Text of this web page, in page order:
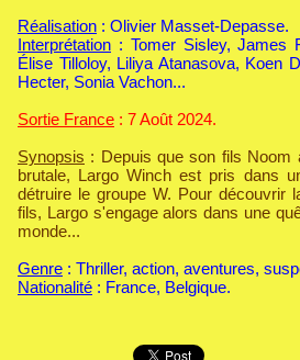
Réalisation : Olivier Masset-Depasse.
Interprétation : Tomer Sisley, James
Élise Tilloloy, Liliya Atanasova, Koen
Hecter, Sonia Vachon...
Sortie France : 7 Août 2024.
Synopsis : Depuis que son fils Noom
brutale, Largo Winch est pris dans
détruire le groupe W. Pour découvrir
fils, Largo s'engage alors dans une
monde...
Genre : Thriller, action, aventures,
Nationalité : France, Belgique.